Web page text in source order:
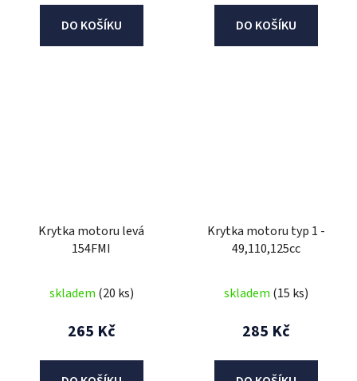
DO KOŠÍKU DO KOŠÍKU
Krytka motoru levá
154FMI
skladem (20 ks)
265 Kč
Krytka motoru typ 1 -
49,110,125cc
skladem (15 ks)
285 Kč